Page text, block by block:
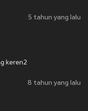
5 tahun yang lalu
keren2
8 tahun yang lalu